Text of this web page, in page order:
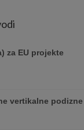
za EU projekte
vertikalne podizne